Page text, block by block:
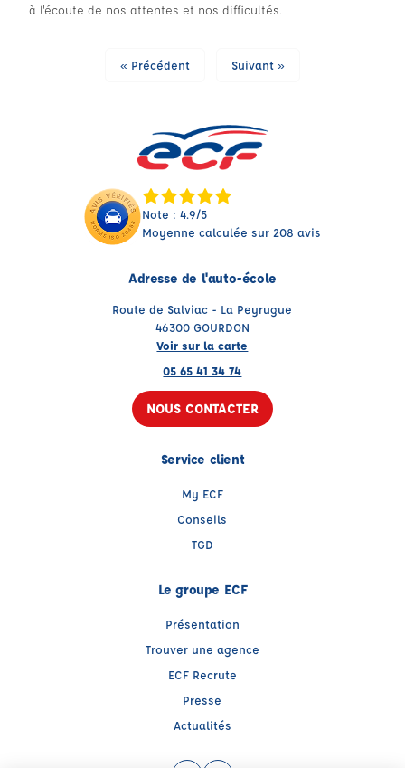
à l'écoute de nos attentes et nos difficultés.
« Précédent Suivant »
Note : 4.9/5
Moyenne calculée sur 208 avis
Adresse de l'auto-école
Route de Salviac - La Peyrugue
46300 GOURDON
Voir sur la carte
05 65 41 34 74
NOUS CONTACTER
Service client
My ECF
Conseils
TGD
Le groupe ECF
Présentation
Trouver une agence
ECF Recrute
Presse
Actualités